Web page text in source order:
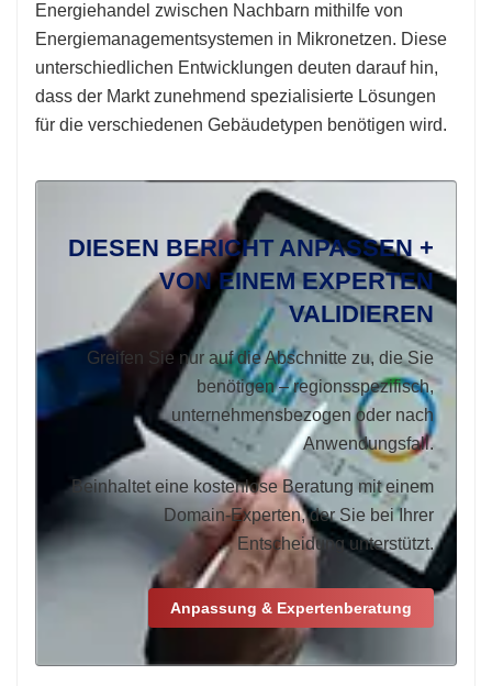
Energiehandel zwischen Nachbarn mithilfe von
Energiemanagementsystemen in Mikronetzen. Diese
unterschiedlichen Entwicklungen deuten darauf hin,
dass der Markt zunehmend spezialisierte Lösungen
für die verschiedenen Gebäudetypen benötigen wird.
DIESEN BERICHT ANPASSEN +
VON EINEM EXPERTEN
VALIDIEREN
Greifen Sie nur auf die Abschnitte zu, die Sie
benötigen – regionsspezifisch,
unternehmensbezogen oder nach
Anwendungsfall.
Beinhaltet eine kostenlose Beratung mit einem
Domain-Experten, der Sie bei Ihrer
Entscheidung unterstützt.
Anpassung & Expertenberatung